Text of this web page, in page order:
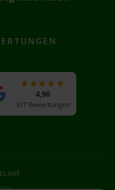
4,90
317 Bewertungen